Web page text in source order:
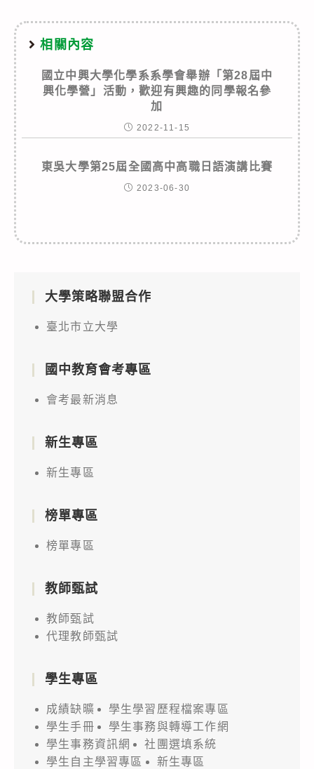
相關內容
國立中興大學化學系系學會舉辦「第28屆中
興化學營」活動，歡迎有興趣的同學報名參
加
2022-11-15
東吳大學第25屆全國高中高職日語演講比賽
2023-06-30
大學策略聯盟合作
臺北市立大學
國中教育會考專區
會考最新消息
新生專區
新生專區
榜單專區
榜單專區
教師甄試
教師甄試
代理教師甄試
學生專區
成績缺曠
學生學習歷程檔案專區
學生手冊
學生事務與轉導工作網
學生事務資訊網
社團選填系統
學生自主學習專區
新生專區